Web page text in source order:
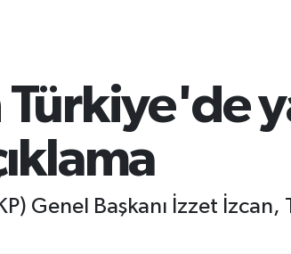
Türkiye'de
Genel Başkanı İzzet